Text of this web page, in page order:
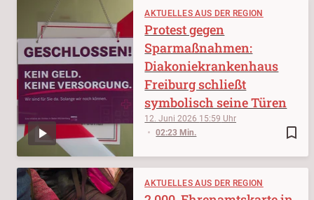
AKTUELLES AUS DER REGION
bookmark_border
12. Juni 2026 15:59
02:23 Min.
Protest gegen
Sparmaßnahmen:
Diakoniekrankenhaus
Freiburg schließt
symbolisch seine Türen
AKTUELLES AUS DER REGION